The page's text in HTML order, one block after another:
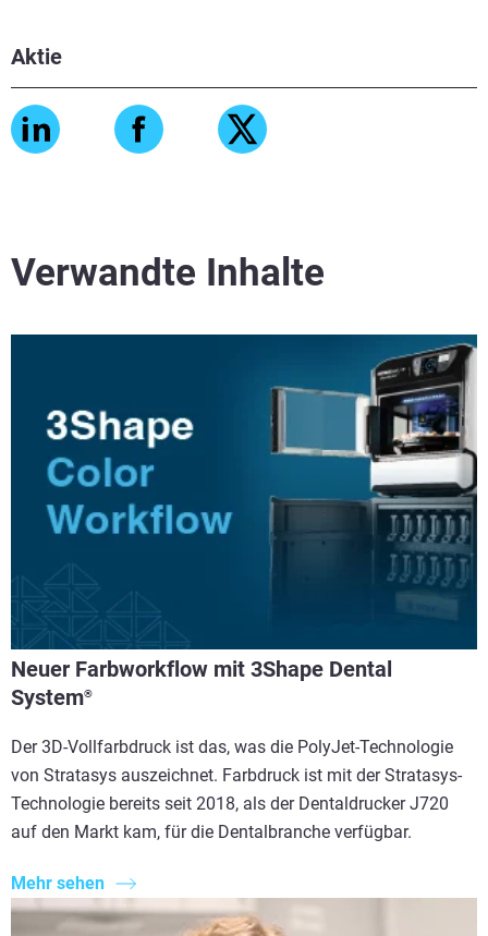
Aktie
Verwandte Inhalte
Neuer Farbworkflow mit 3Shape Dental
System®
Der 3D-Vollfarbdruck ist das, was die PolyJet-Technologie
von Stratasys auszeichnet. Farbdruck ist mit der Stratasys-
Technologie bereits seit 2018, als der Dentaldrucker J720
auf den Markt kam, für die Dentalbranche verfügbar.
Mehr sehen